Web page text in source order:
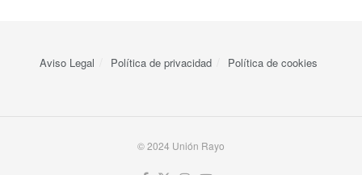
Aviso Legal Política de privacidad Política de cookies
© 2024 Unión Rayo